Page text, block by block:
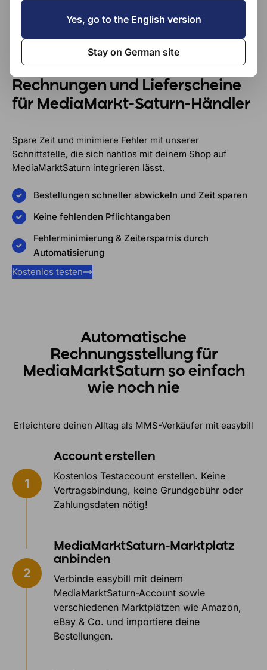
Rechnungen und Lieferscheine
für MediaMarkt-Saturn-Händler
Spare Zeit und minimiere Fehler mit unserer
Schnittstelle, die sich nahtlos mit deinem Shop auf
MediaMarktSaturn integrieren lässt.
Bestellungen schneller abwickeln und Zeit sparen
Keine fehlenden Pflichtangaben
Fehlerminimierung & Zeitersparnis durch
Automatisierung
Kostenlos testen
Automatische
Rechnungsstellung für
MediaMarktSaturn so einfach
wie noch nie
Erleichtere deinen Alltag als MMS-Verkäufer mit easybill
Account erstellen
Kostenlos Testaccount erstellen. Keine
Vertragsbindung, keine Grundgebühr oder
Zahlungsdaten nötig!
MediaMarktSaturn-Marktplatz
anbinden
Verbinde easybill mit deinem
MediaMarktSaturn-Account sowie
verschiedenen Marktplätzen wie Amazon,
eBay & Co. und importiere deine
Bestellungen.
Yes, go to the English version
Stay on German site